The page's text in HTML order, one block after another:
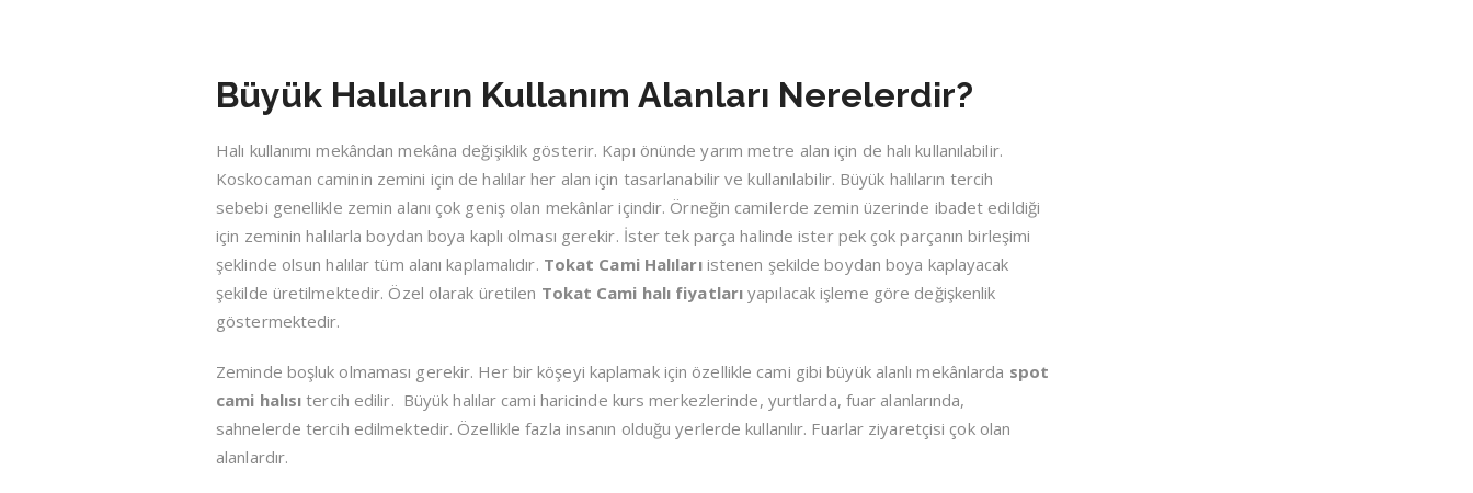
Büyük Halıların Kullanım Alanları Nerelerdir?
Halı kullanımı mekândan mekâna değişiklik gösterir. Kapı önünde yarım metre alan için de halı kullanılabilir.
Koskocaman caminin zemini için de halılar her alan için tasarlanabilir ve kullanılabilir. Büyük halıların tercih
sebebi genellikle zemin alanı çok geniş olan mekânlar içindir. Örneğin camilerde zemin üzerinde ibadet edildiği
için zeminin halılarla boydan boya kaplı olması gerekir. İster tek parça halinde ister pek çok parçanın birleşimi
şeklinde olsun halılar tüm alanı kaplamalıdır. Tokat Cami Halıları istenen şekilde boydan boya kaplayacak
şekilde üretilmektedir. Özel olarak üretilen Tokat Cami halı fiyatları yapılacak işleme göre değişkenlik
göstermektedir.
Zeminde boşluk olmaması gerekir. Her bir köşeyi kaplamak için özellikle cami gibi büyük alanlı mekânlarda spot
cami halısı tercih edilir. Büyük halılar cami haricinde kurs merkezlerinde, yurtlarda, fuar alanlarında,
sahnelerde tercih edilmektedir. Özellikle fazla insanın olduğu yerlerde kullanılır. Fuarlar ziyaretçisi çok olan
alanlardır.